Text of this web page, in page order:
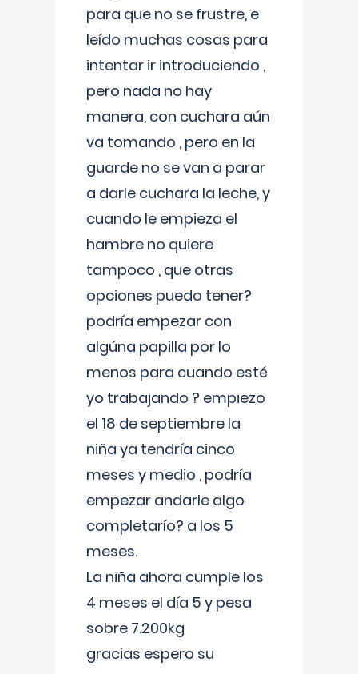
para que no se frustre, e
leído muchas cosas para
intentar ir introduciendo ,
pero nada no hay
manera, con cuchara aún
va tomando , pero en la
guarde no se van a parar
a darle cuchara la leche, y
cuando le empieza el
hambre no quiere
tampoco , que otras
opciones puedo tener?
podría empezar con
algúna papilla por lo
menos para cuando esté
yo trabajando ? empiezo
el 18 de septiembre la
niña ya tendría cinco
meses y medio , podría
empezar andarle algo
completarío? a los 5
meses.
La niña ahora cumple los
4 meses el día 5 y pesa
sobre 7.200kg
gracias espero su